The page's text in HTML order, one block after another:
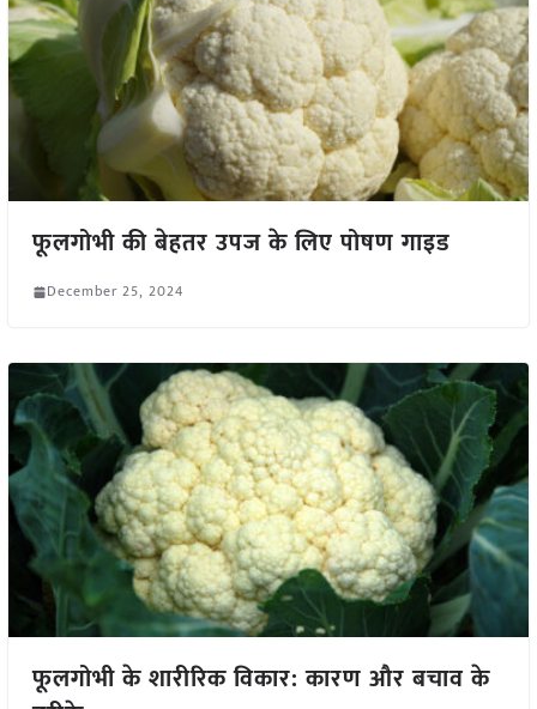
फूलगोभी की बेहतर उपज के लिए पोषण गाइड
December 25, 2024
फूलगोभी के शारीरिक विकार: कारण और बचाव के